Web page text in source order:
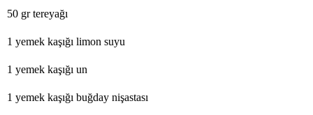
50 gr tereyağı
1 yemek kaşığı limon suyu
1 yemek kaşığı un
1 yemek kaşığı buğday nişastası